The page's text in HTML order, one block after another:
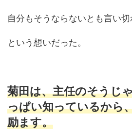
自分もそうならないとも言い切
という想いだった。
菊田は、主任のそうじ
っぱい知っているから
励ます。